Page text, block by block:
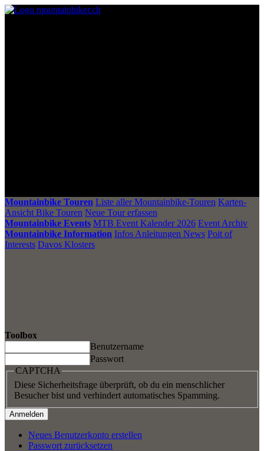
Mountainbike Touren Liste aller Mountainbike-Touren Karten-
Ansicht Bike Touren Neue Tour erfassen
Mountainbike Events MTB Event Kalender 2026 Event Archiv
Mountainbike Information Infos Anleitungen News Poit of
Interests Davos Klosters
Toolbox
Benutzername
Passwort
CAPTCHA
Diese Sicherheitsfrage überprüft, ob du ein menschlicher
Besucher bist und verhindert automatisches Spamming.
Neues Benutzerkonto erstellen
Passwort zurücksetzen